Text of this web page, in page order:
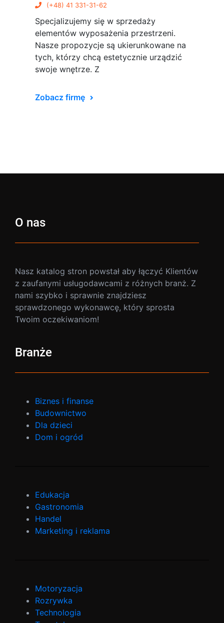
(+48) 41 331-31-62
Specjalizujemy się w sprzedaży
elementów wyposażenia przestrzeni.
Nasze propozycje są ukierunkowane na
tych, którzy chcą estetycznie urządzić
swoje wnętrze. Z
Zobacz firmę
O nas
Nasz katalog stron powstał aby łączyć Klientów
z zaufanymi usługodawcami z różnych branż. Z
nami szybko i sprawnie znajdziesz
sprawdzonego wykonawcę, który sprosta
Twoim oczekiwaniom!
Branże
Biznes i finanse
Budownictwo
Dla dzieci
Dom i ogród
Edukacja
Gastronomia
Handel
Marketing i reklama
Motoryzacja
Rozrywka
Technologia